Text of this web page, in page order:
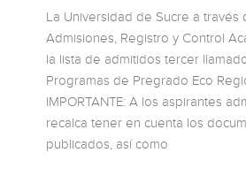
La Universidad de Sucre a través
Admisiones, Registro y Control
la lista de admitidos tercer
Programas de Pregrado Eco
IMPORTANTE: A los aspirantes
recalca tener en cuenta los
publicados, así como